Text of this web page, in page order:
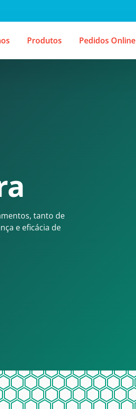
Produtos Pedidos Online
tanto de
e eficácia de